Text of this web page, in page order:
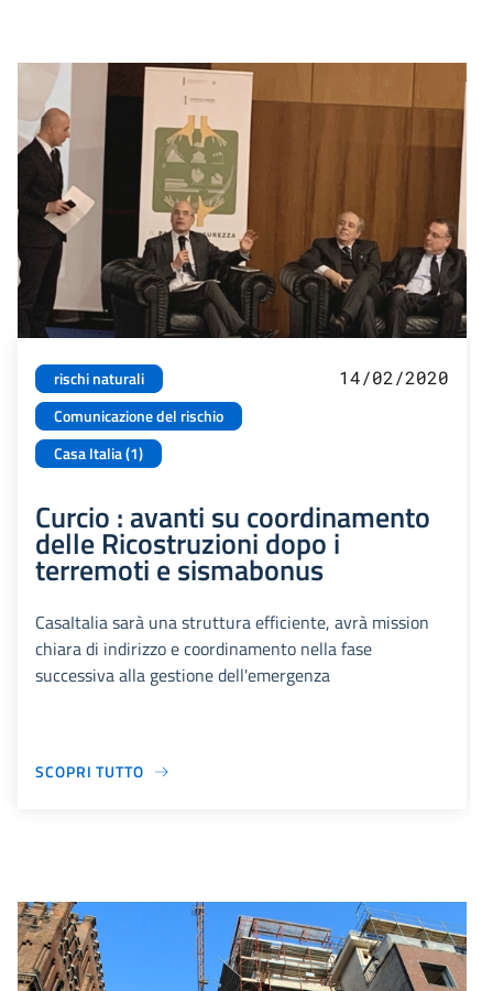
rischi naturali
Comunicazione del rischio
Casa Italia (1)
14/02/2020
Curcio : avanti su coordinamento
delle Ricostruzioni dopo i
terremoti e sismabonus
CasaItalia sarà una struttura efficiente, avrà mission
chiara di indirizzo e coordinamento nella fase
successiva alla gestione dell'emergenza
SCOPRI TUTTO